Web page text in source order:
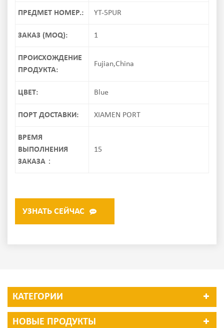
ПРЕДМЕТ НОМЕР.: YT-5PUR
ЗАКАЗ (MOQ): 1
ПРОИСХОЖДЕНИЕ
ПРОДУКТА:
Fujian,China
ЦВЕТ: Blue
ПОРТ ДОСТАВКИ: XIAMEN PORT
ВРЕМЯ
ВЫПОЛНЕНИЯ
ЗАКАЗА：
15
УЗНАТЬ СЕЙЧАС
КАТЕГОРИИ
НОВЫЕ ПРОДУКТЫ